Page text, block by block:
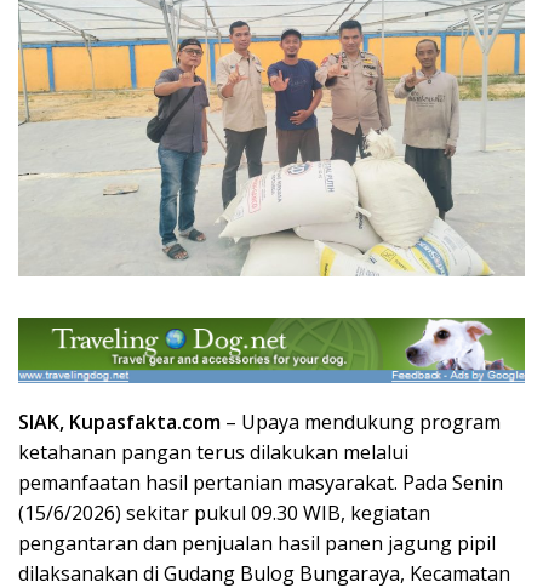
SIAK, Kupasfakta.com – Upaya mendukung program
ketahanan pangan terus dilakukan melalui
pemanfaatan hasil pertanian masyarakat. Pada Senin
(15/6/2026) sekitar pukul 09.30 WIB, kegiatan
pengantaran dan penjualan hasil panen jagung pipil
dilaksanakan di Gudang Bulog Bungaraya, Kecamatan